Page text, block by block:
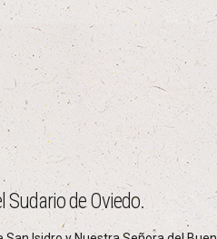
Sudario de Oviedo.